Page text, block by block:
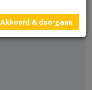
Akkoord & doorgaan